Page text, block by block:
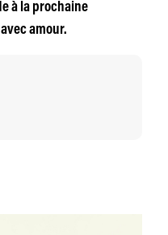
à la prochaine
amour.